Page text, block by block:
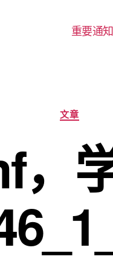
重要通
分
类
文章
，